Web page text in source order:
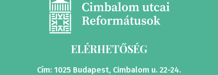
ELÉRHETŐSÉG
Cím: 1025 Budapest, Cimbalom u. 22-24.